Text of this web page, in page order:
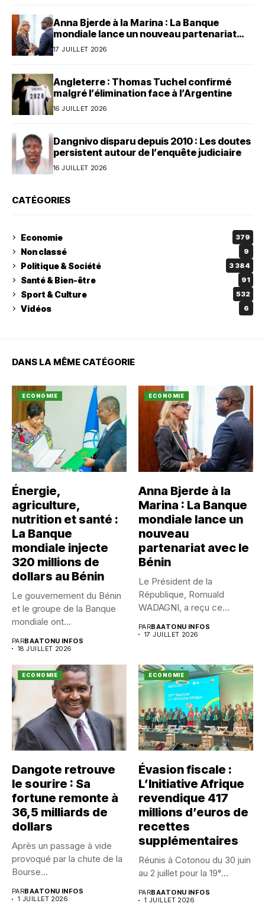
Anna Bjerde à la Marina : La Banque
mondiale lance un nouveau partenariat
avec le Bénin
17 JUILLET 2026
Angleterre : Thomas Tuchel confirmé
malgré l’élimination face à l’Argentine
16 JUILLET 2026
Dangnivo disparu depuis 2010 : Les doutes
persistent autour de l’enquête judiciaire
16 JUILLET 2026
CATÉGORIES
Economie 379
Non classé 9
Politique & Société 3 384
Santé & Bien-être 91
Sport & Culture 532
Vidéos 6
DANS LA MÊME CATÉGORIE
ECONOMIE
Énergie,
agriculture,
nutrition et santé :
La Banque
mondiale injecte
320 millions de
dollars au Bénin
Le gouvernement du Bénin
et le groupe de la Banque
mondiale ont...
PARBAATONU INFOS
18 JUILLET 2026
ECONOMIE
Anna Bjerde à la
Marina : La Banque
mondiale lance un
nouveau
partenariat avec le
Bénin
Le Président de la
République, Romuald
WADAGNI, a reçu ce
PARBAATONU INFOS
17 JUILLET 2026
ECONOMIE
Dangote retrouve
le sourire : Sa
fortune remonte à
36,5 milliards de
dollars
Après un passage à vide
provoqué par la chute de la
Bourse...
PARBAATONU INFOS
1 JUILLET 2026
ECONOMIE
Évasion fiscale :
L’Initiative Afrique
revendique 417
millions d’euros de
recettes
supplémentaires
Réunis à Cotonou du 30 juin
au 2 juillet pour la 19ᵉ...
PARBAATONU INFOS
1 JUILLET 2026